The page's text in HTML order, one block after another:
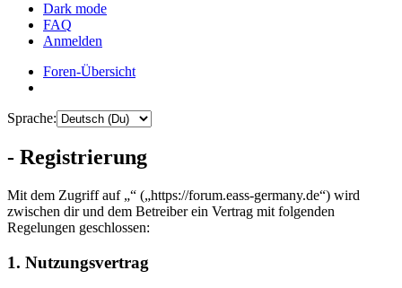
Dark mode
FAQ
Anmelden
Foren-Übersicht
Sprache:
- Registrierung
Mit dem Zugriff auf „“ („https://forum.eass-germany.de“) wird
zwischen dir und dem Betreiber ein Vertrag mit folgenden
Regelungen geschlossen:
1. Nutzungsvertrag